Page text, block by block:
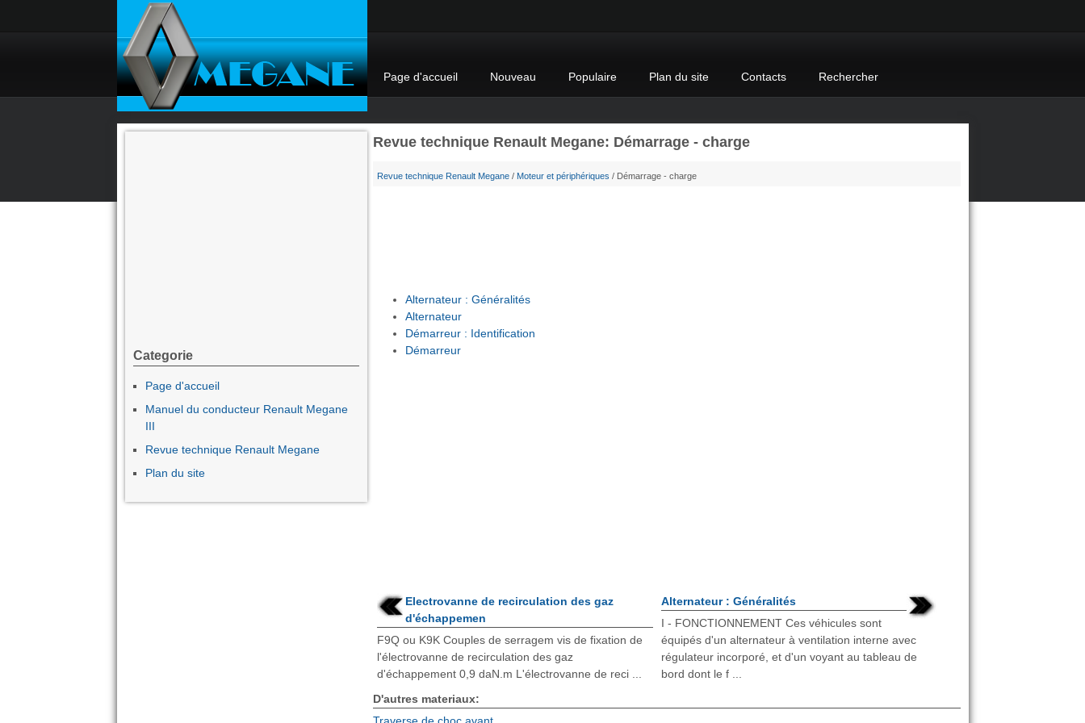
Page d'accueil Nouveau Populaire Plan du site Contacts Rechercher
Revue technique Renault Megane: Démarrage - charge
Revue technique Renault Megane/ Moteur et périphériques / Démarrage - charge
Alternateur : Généralités
Alternateur
Démarreur : Identification
Démarreur
Electrovanne de recirculation des gaz
d'échappemen
F9Q ou K9K Couples de serragem vis de fixation de
l'électrovanne de recirculation des gaz
d'échappement 0,9 daN.m L'électrovanne de reci ...
Alternateur : Généralités
I - FONCTIONNEMENT Ces véhicules sont
équipés d'un alternateur à ventilation interne avec
régulateur incorporé, et d'un voyant au tableau de
bord dont le f ...
D'autres materiaux:
Categorie
Page d'accueil
Manuel du conducteur Renault Megane
III
Revue technique Renault Megane
Plan du site